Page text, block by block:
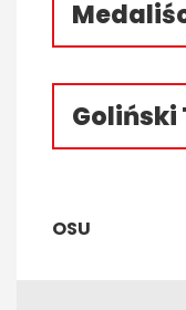
Goliński
OSU